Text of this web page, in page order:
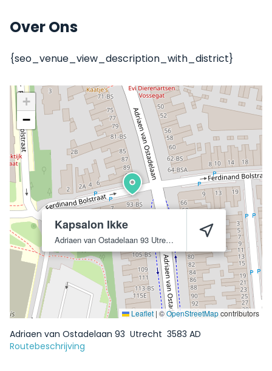
Over Ons
{seo_venue_view_description_with_district}
Kapsalon Ikke
Adriaen van Ostadelaan 93 Utrecht 3583 AD
+
−
Leaflet | ©OpenStreetMapcontributors
Adriaen van Ostadelaan 93 Utrecht 3583 AD
Routebeschrijving